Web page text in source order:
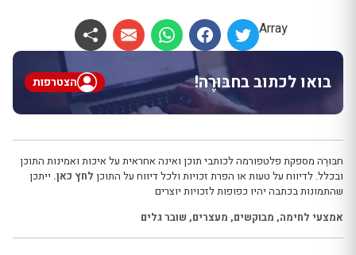
Array
בואו לכתוב בחבּוּרֶה! הצטרפות
חבּוּרֶה מספקת פלטפורמה לכותבי תוכן ואינה אחראית על איכות ואמינות התוכן
ובכלל. לדיווח על טעות או הפרת זכויות ולכל דיווח על התוכן לחץ כאן. ייתכן
שהתמונות בכתבה יהיו כפופות לזכויות יוצרים
אמצעי לחימה, מבוקשים, מעצרים, שובר גלים